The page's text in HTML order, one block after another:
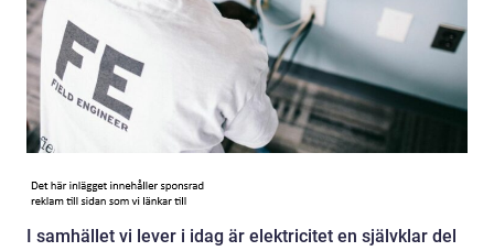
I samhället vi lever i idag är elektricitet en självklar del